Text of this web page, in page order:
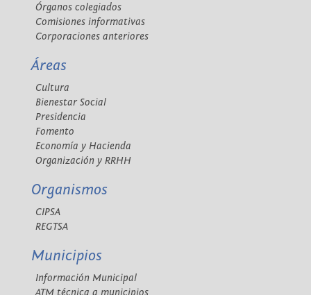
Órganos colegiados
Comisiones informativas
Corporaciones anteriores
Áreas
Cultura
Bienestar Social
Presidencia
Fomento
Economía y Hacienda
Organización y RRHH
Organismos
CIPSA
REGTSA
Municipios
Información Municipal
ATM técnica a municipios